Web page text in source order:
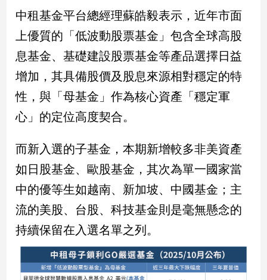
焦
觀
兩
岸/
際
社
地
方
新
冠
病
毒
專
中租基金平台總經理蘇皓毅表示，近年市面
上優質的「低波動股票基金」包含全球高股
息基金、基礎建設股票基金等產品選擇日益
增加，其具備股價及股息來源相對穩定的特
性，與「母基金」作為核心資產「穩定軍
心」的定位高度契合。
而新入選的子基金，本期新增較多非美資產
如日股基金、歐股基金，其次為單一國家當
中的優等生如越南、新加坡、中國基金；主
流的美股、台股、科技基金則是毫無懸念的
持續保留在入選名單之列。